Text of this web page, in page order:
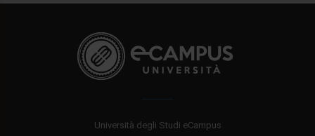
Università degli Studi eCampus